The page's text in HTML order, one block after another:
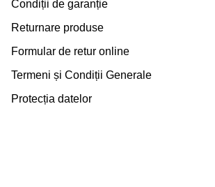
Condiții de garanție
Returnare produse
Formular de retur online
Termeni și Condiții Generale
Protecția datelor